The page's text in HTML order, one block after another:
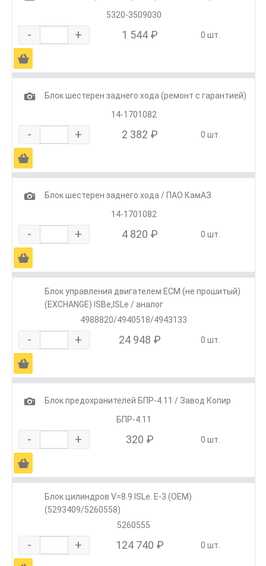
5320-3509030
- + 1 544 ₽ 0 шт.
Ä
1
Блок шестерен заднего хода (ремонт с гарантией)
14-1701082
- + 2 382 ₽ 0 шт.
Ä
1
Блок шестерен заднего хода / ПАО КамАЗ
14-1701082
- + 4 820 ₽ 0 шт.
Ä
Блок управления двигателем ECM (не прошитый)
(EXCHANGE) ISBe,ISLe / аналог
4988820/4940518/4943133
- + 24 948 ₽ 0 шт.
Ä
1
Блок предохранителей БПР-4.11 / Завод Копир
БПР-4.11
- + 320 ₽ 0 шт.
Ä
Блок цилиндров V=8.9 ISLe. E-3 (ОЕМ)
(5293409/5260558)
5260555
- + 124 740 ₽ 0 шт.